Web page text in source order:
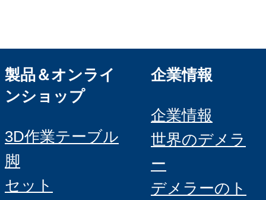
製品＆オンライ
ンショップ
3D作業テーブル
脚
セット
企業情報
企業情報
世界のデメラ
ー
デメラーのト